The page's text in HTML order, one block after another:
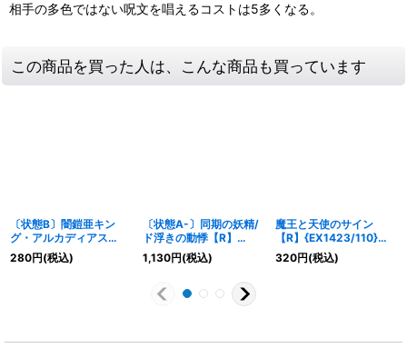
相手の多色ではない呪文を唱えるコストは5多くなる。
この商品を買った人は、こんな商品も買っています
〔状態B〕闇鎧亜キン
グ・アルカディアス
【-】{BD011/16}《多》
280円(税込)
〔状態A-〕同期の妖精/
ド浮きの動悸【R】
{P29/Y23}《水》
1,130円(税込)
魔王と天使のサイン
【R】{EX1423/110}
《多》
320円(税込)